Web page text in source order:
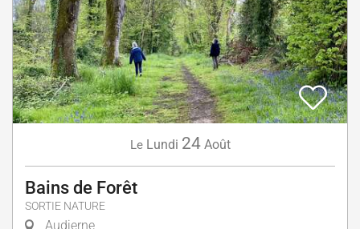
Le Lundi 24 Août
Bains de Forêt
SORTIE NATURE
Audierne